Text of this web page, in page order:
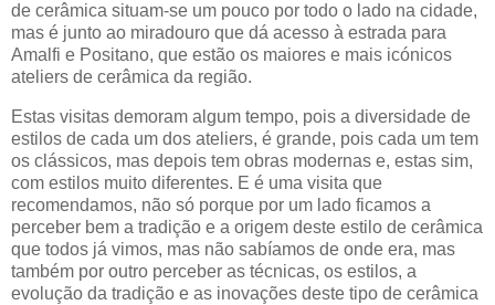
de cerâmica situam-se um pouco por todo o lado na cidade,
mas é junto ao miradouro que dá acesso à estrada para
Amalfi e Positano, que estão os maiores e mais icónicos
ateliers de cerâmica da região.
Estas visitas demoram algum tempo, pois a diversidade de
estilos de cada um dos ateliers, é grande, pois cada um tem
os clássicos, mas depois tem obras modernas e, estas sim,
com estilos muito diferentes. E é uma visita que
recomendamos, não só porque por um lado ficamos a
perceber bem a tradição e a origem deste estilo de cerâmica
que todos já vimos, mas não sabíamos de onde era, mas
também por outro perceber as técnicas, os estilos, a
evolução da tradição e as inovações deste tipo de cerâmica